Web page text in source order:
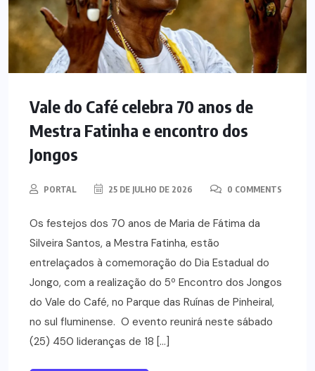
Vale do Café celebra 70 anos de
Mestra Fatinha e encontro dos
Jongos
PORTAL 25 DE JULHO DE 2026 0 COMMENTS
Os festejos dos 70 anos de Maria de Fátima da
Silveira Santos, a Mestra Fatinha, estão
entrelaçados à comemoração do Dia Estadual do
Jongo, com a realização do 5º Encontro dos Jongos
do Vale do Café, no Parque das Ruínas de Pinheiral,
no sul fluminense. O evento reunirá neste sábado
(25) 450 lideranças de 18 […]